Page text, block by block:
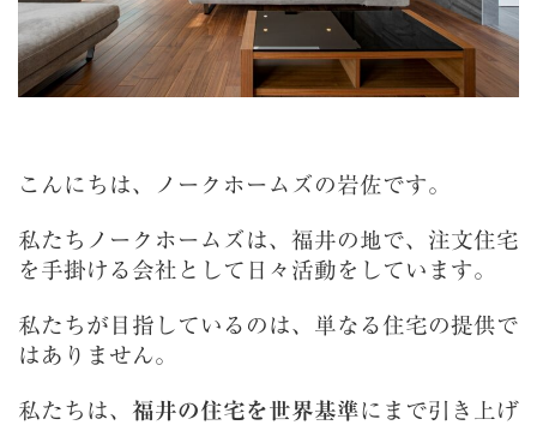
こんにちは、ノークホームズの岩佐です。
私たちノークホームズは、福井の地で、注文住宅
を手掛ける会社として日々活動をしています。
私たちが目指しているのは、単なる住宅の提供で
はありません。
私たちは、 福井の住宅を世界基準にまで引き上げ